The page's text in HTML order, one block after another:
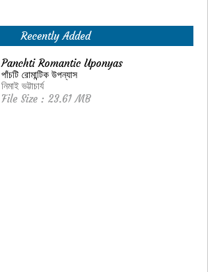
Recently Added
Panchti Romantic Uponyas
পাঁচটি রোমান্টিক উপন্যাস
নিমাই ভট্টাচার্য
File Size : 23.61 MB